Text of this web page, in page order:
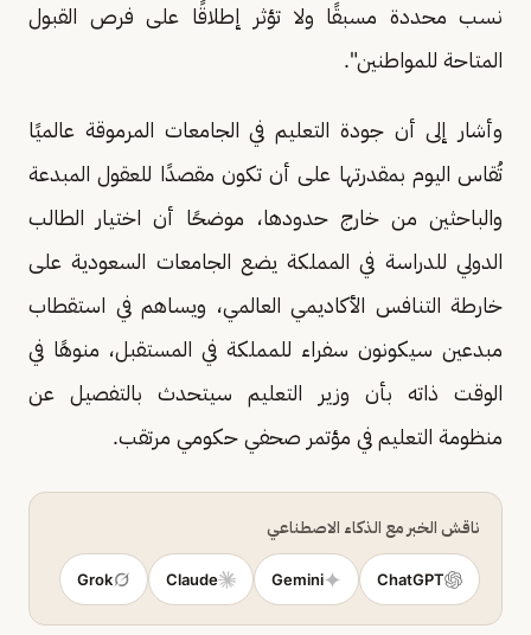
نسب محددة مسبقًا ولا تؤثر إطلاقًا على فرص القبول
المتاحة للمواطنين".
وأشار إلى أن جودة التعليم في الجامعات المرموقة عالميًا
تُقاس اليوم بمقدرتها على أن تكون مقصدًا للعقول المبدعة
والباحثين من خارج حدودها، موضحًا أن اختيار الطالب
الدولي للدراسة في المملكة يضع الجامعات السعودية على
خارطة التنافس الأكاديمي العالمي، ويساهم في استقطاب
مبدعين سيكونون سفراء للمملكة في المستقبل، منوهًا في
الوقت ذاته بأن وزير التعليم سيتحدث بالتفصيل عن
منظومة التعليم في مؤتمر صحفي حكومي مرتقب.
ناقش الخبر مع الذكاء الاصطناعي
ChatGPT
Gemini
Claude
Grok